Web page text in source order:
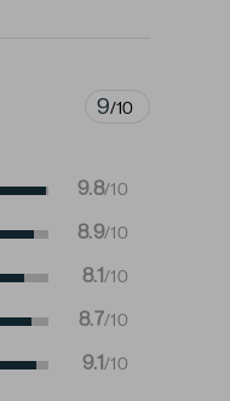
9/10
9.8/10
8.9/10
8.1/10
8.7/10
9.1/10